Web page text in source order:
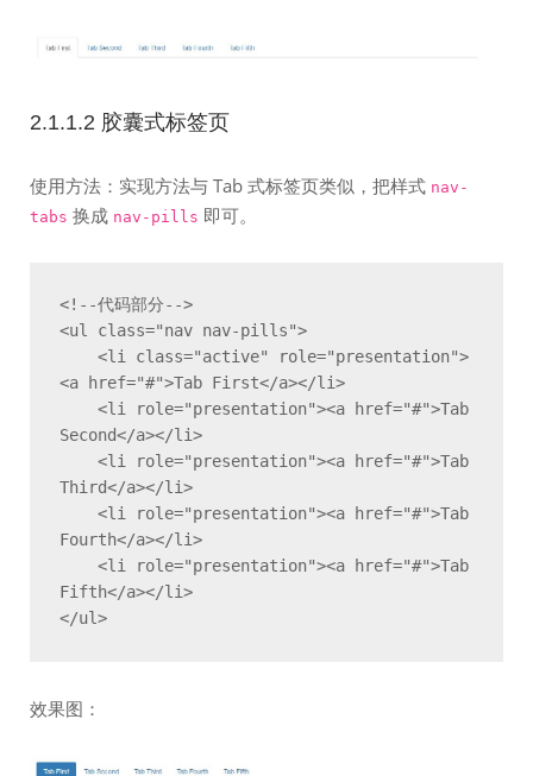
2.1.1.2 胶囊式标签页
使用方法：实现方法与 Tab 式标签页类似，把样式 nav-
tabs 换成 nav-pills 即可。
<!--代码部分-->
<ul class="nav nav-pills">
<a href="#">Tab First</a></li>
Second</a></li>
Third</a></li>
Fourth</a></li>
Fifth</a></li>
</ul>
效果图：